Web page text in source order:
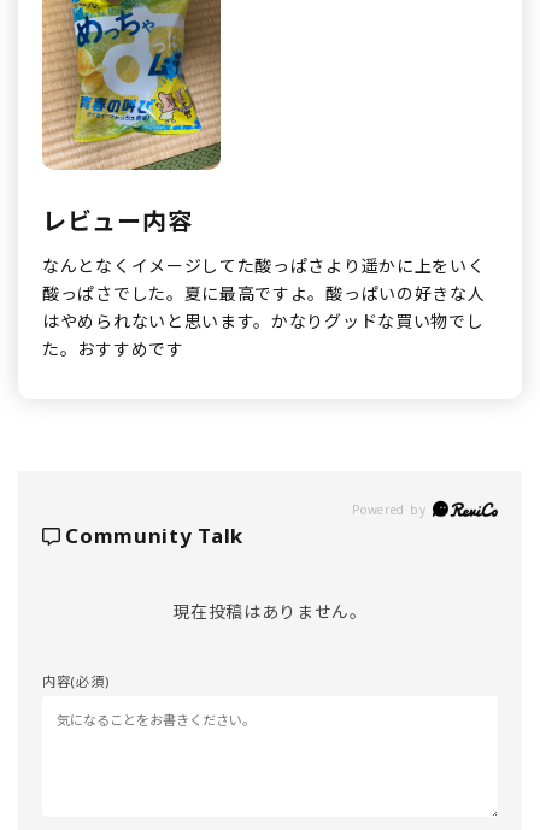
レビュー内容
なんとなくイメージしてた酸っぱさより遥かに上をいく
酸っぱさでした。夏に最高ですよ。酸っぱいの好きな人
はやめられないと思います。かなりグッドな買い物でし
た。おすすめです
Powered by
Community Talk
現在投稿はありません。
内容(必須)